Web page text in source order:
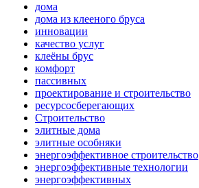
дома
дома из клееного бруса
инновации
качество услуг
клеёны брус
комфорт
пассивных
проектирование и строительство
ресурсосберегающих
Строительство
элитные дома
элитные особняки
энергоэффективное строительство
энергоэффективные технологии
энергоэффективных